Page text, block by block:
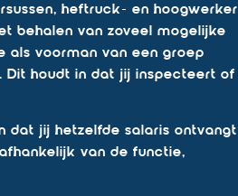
heftruck- en hoogwerker
behalen van zoveel mogelijke
als voorman van een groep
Dit houdt in dat jij inspecteert of
dat jij hetzelfde salaris ontvangt
van de functie,